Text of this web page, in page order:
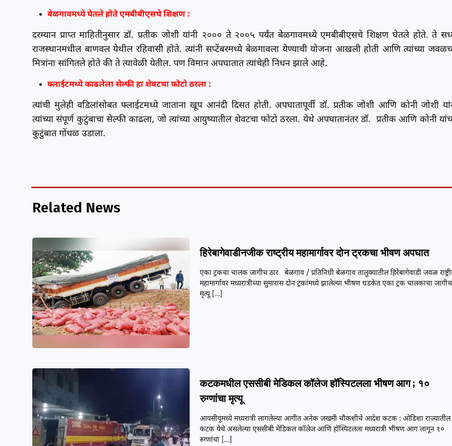
बेळगावमध्ये घेतले होते एमबीबीएसचे शिक्षण :
दरम्यान प्राप्त माहितीनुसार डॉ. प्रतीक जोशी यांनी २००० ते २००५ पर्यंत बेळगावमध्ये एमबीबीएसचे शिक्षण घेतले होते. ते
राजस्थानमधील बाणवल येथील रहिवासी होते. त्यांनी सप्टेंबरमध्ये बेळगावला येण्याची योजना आखली होती आणि त्यांच्या
मित्रांना सांगितले होते की ते त्यावेळी येतील. पण विमान अपघातात त्यांचेही निधन झाले आहे.
फ्लाईटमध्ये काढलेला सेल्फी हा शेवटचा फोटो ठरला :
त्यांची मुलेही वडिलांसोबत फ्लाईटमध्ये जाताना खूप आनंदी दिसत होती. अपघातापूर्वी डॉ. प्रतीक जोशी आणि कोनी जोशी
त्यांच्या संपूर्ण कुटुंबाचा सेल्फी काढला, जो त्यांच्या आयुष्यातील शेवटचा फोटो ठरला. येथे अपघातानंतर डॉ. प्रतीक आणि कोनी
कुटुंबात गोंधळ उडाला.
Related News
हिरेबागेवाडीनजीक राष्ट्रीय महामार्गावर दोन ट्रकचा भीषण अपघात
एका ट्रकचा चालक जागीच ठार बेळगाव / प्रतिनिधी बेळगाव तालुक्यातील हिरेबागेवाडी जवळ
महामार्गावर मध्यरात्रीच्या सुमारास दोन ट्रकांमध्ये झालेल्या भीषण धडकेत एका ट्रक चालकाचा जागीच
मृत्यू[…]
कटकमधील एससीबी मेडिकल कॉलेज हॉस्पिटलला भीषण आग ; १०
रुग्णांचा मृत्यू
आयसीयूमध्ये मध्यरात्री लागलेल्या आगीत अनेक जखमी चौकशीचे आदेश कटक : ओडिशा राज्यातील
कटक येथे असलेल्या एससीबी मेडिकल कॉलेज आणि हॉस्पिटलला मध्यरात्री भीषण आग लागून १०
रुग्णांचा […]